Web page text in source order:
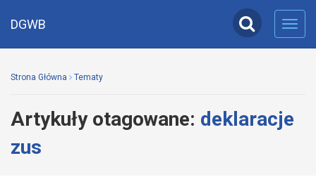
DGWB
Strona Główna Tematy
Artykuły otagowane: deklaracje
zus